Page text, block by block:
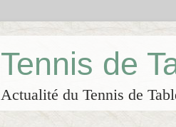
Tennis de
Actualité du Tennis de